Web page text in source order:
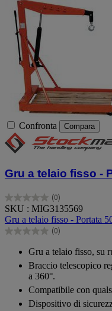
Confronta Compara
Gru a telaio fisso -
(0)
0.0
su
5
stelle.
SKU : MIG3135569
Gru a telaio fisso - Portata
(0)
0.0
stelle.
Gru a telaio fisso, su
Braccio telescopico
a 360°.
Compatibile con
Dispositivo di